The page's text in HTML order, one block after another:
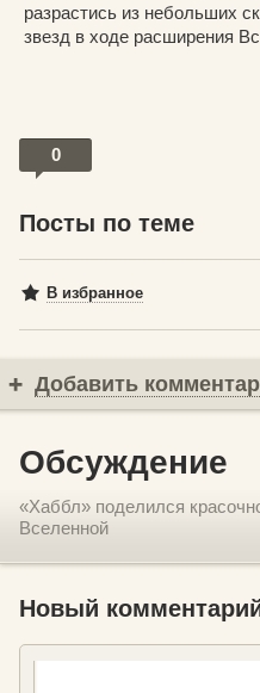
разрастись из небольших
звезд в ходе расширения
0
Посты по теме
В избранное
Добавить
Обсуждение
«Хаббл» поделился
Вселенной
Новый